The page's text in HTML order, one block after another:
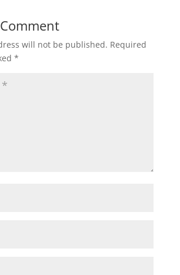
will not be published. Required
*